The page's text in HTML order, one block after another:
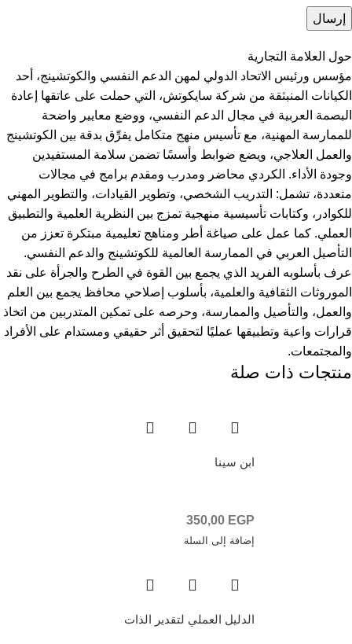
حول العلامة التجارية
مؤسس ورئيس الاتحاد الدولي لمهن الدعم النفسي والكوتشينج، أحد
الكيانات المنبثقة من شركة سايكوتش، التي حملت على عاتقها إعادة
البصمة العربية في مجال الدعم النفسي، ووضع معايير واضحة
للممارسة المهنية، مع تأسيس منهج متكامل يفرِّق بدقة بين الكوتشينج
والعمل العلاجي، ويضع ضوابط وأسسًا تضمن سلامة المستفيدين
وجودة الأداء. الكردي محاضر ومدرب ومقدم برامج في مجالات
متعددة، تشمل: التدريب الشخصي، وتطوير القيادات، والتطوير المهني
للكوادر، وكتابات تأسيسية منهجية تمزج بين النظرية العلمية والتطبيق
العملي. كما عمل على صياغة أطر ومناهج تعليمية مبتكرة تعزز من
التأصيل العربي في الممارسة العالمية للكوتشينج والدعم النفسي.
عرف بأسلوبه الفريد الذي يجمع بين القوة في الطرح والجرأة على نقد
الموروثات الثقافية والعلمية، بأسلوب إصلاحي محافظ يجمع بين العلم
والعمل، والتأصيل والممارسة، وحرصه على تمكين المتدربين من اتخاذ
قرارات واعية وتطبيقها عمليًا لتحقيق أثر حقيقي ومستدام على الأفراد
والمجتمعات.
منتجات ذات صلة
ابن سينا
350,00 EGP
إضافة إلى السلة
الدليل العملي لتقدير الذات